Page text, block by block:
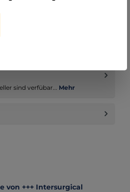
konstruiert.
sind verfübar... Mehr
von +++ Intersurgical